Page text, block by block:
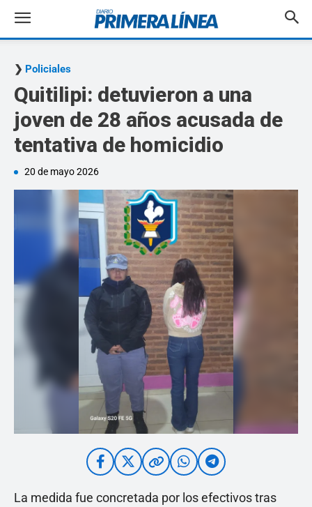
Policiales
Quitilipi: detuvieron a una
joven de 28 años acusada de
tentativa de homicidio
20 de mayo 2026
La medida fue concretada por los efectivos tras